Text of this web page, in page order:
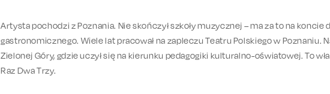
Artysta pochodzi z Poznania. Nie skończył szkoły muzycznej – ma za to na
gastronomicznego. Wiele lat pracował na zapleczu Teatru Polskiego w Poznaniu.
Zielonej Góry, gdzie uczył się na kierunku pedagogiki kulturalno-oświatowej. To
Raz Dwa Trzy.